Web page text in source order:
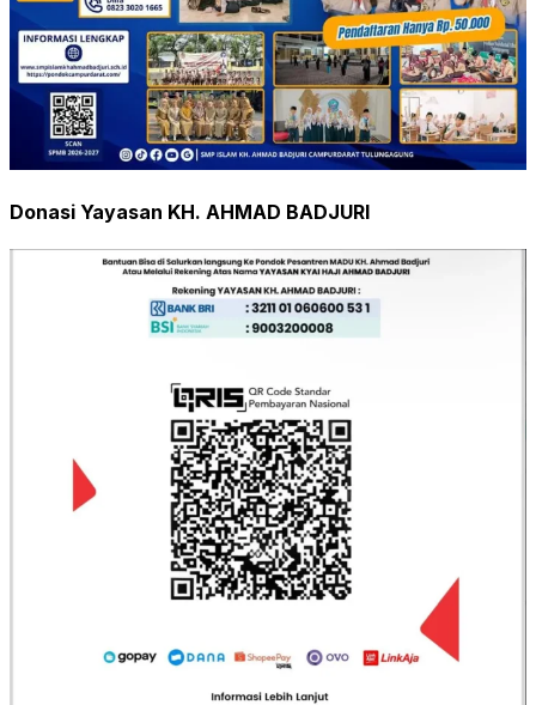
Donasi Yayasan KH. AHMAD BADJURI